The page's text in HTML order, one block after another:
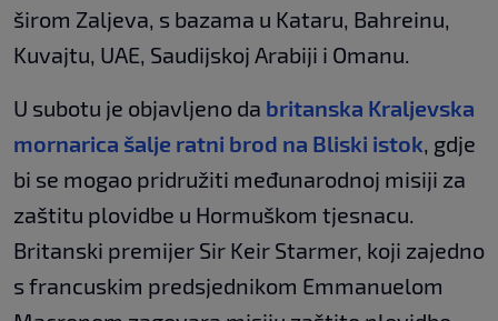
širom Zaljeva, s bazama u Kataru, Bahreinu,
Kuvajtu, UAE, Saudijskoj Arabiji i Omanu.
U subotu je objavljeno da britanska Kraljevska
mornarica šalje ratni brod na Bliski istok, gdje
bi se mogao pridružiti međunarodnoj misiji za
zaštitu plovidbe u Hormuškom tjesnacu.
Britanski premijer Sir Keir Starmer, koji zajedno
s francuskim predsjednikom Emmanuelom